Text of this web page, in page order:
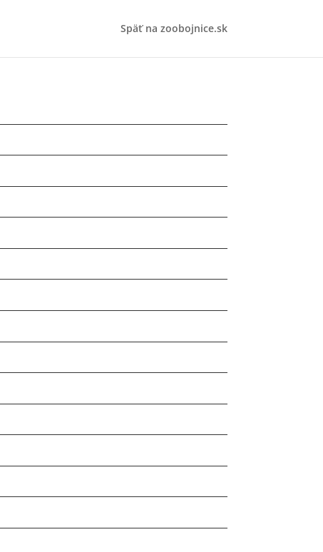
Späť na zoobojnice.sk